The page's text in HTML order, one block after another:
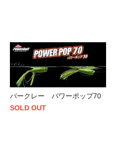
バークレー パワーポップ70
SOLD OUT